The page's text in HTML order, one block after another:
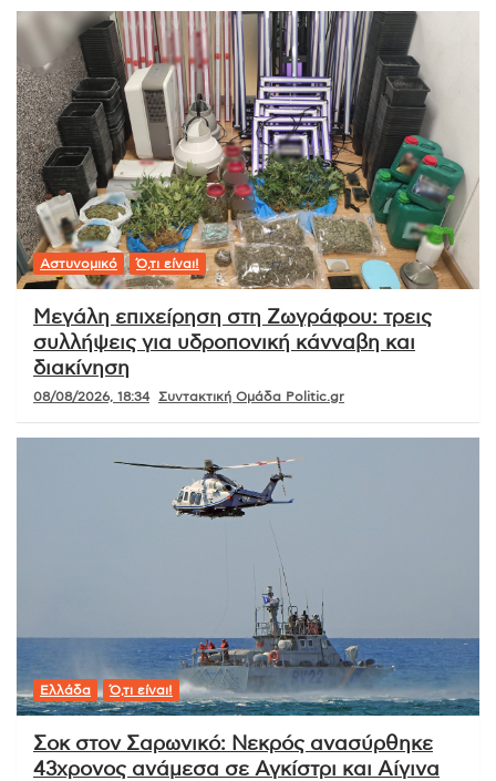
Αστυνομικό Ό,τι είναι!
Μεγάλη επιχείρηση στη Ζωγράφου: τρεις
συλλήψεις για υδροπονική κάνναβη και
διακίνηση
08/08/2026, 18:34 Συντακτική Ομάδα Politic.gr
Ελλάδα Ό,τι είναι!
Σοκ στον Σαρωνικό: Νεκρός ανασύρθηκε
43χρονος ανάμεσα σε Αγκίστρι και Αίγινα